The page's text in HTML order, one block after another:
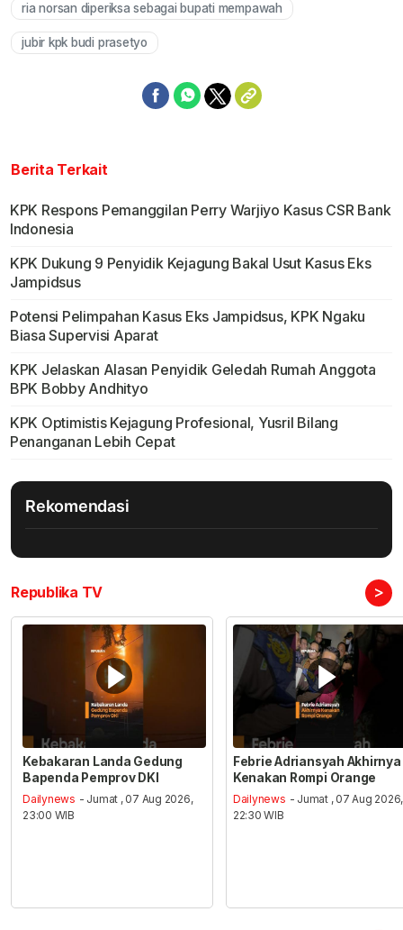
ria norsan diperiksa sebagai bupati mempawah
jubir kpk budi prasetyo
Berita Terkait
KPK Respons Pemanggilan Perry Warjiyo Kasus CSR Bank
Indonesia
KPK Dukung 9 Penyidik Kejagung Bakal Usut Kasus Eks
Jampidsus
Potensi Pelimpahan Kasus Eks Jampidsus, KPK Ngaku
Biasa Supervisi Aparat
KPK Jelaskan Alasan Penyidik Geledah Rumah Anggota
BPK Bobby Andhityo
KPK Optimistis Kejagung Profesional, Yusril Bilang
Penanganan Lebih Cepat
Rekomendasi
Republika TV >
Kebakaran Landa Gedung
Bapenda Pemprov DKI
Dailynews - Jumat , 07 Aug 2026,
23:00 WIB
Febrie Adriansyah Akhirnya
Kenakan Rompi Orange
Dailynews - Jumat , 07 Aug 2026,
22:30 WIB